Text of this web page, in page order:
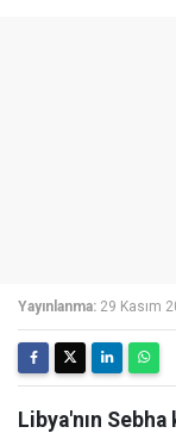
Yayınlanma: 29 Kasım
Libya'nın